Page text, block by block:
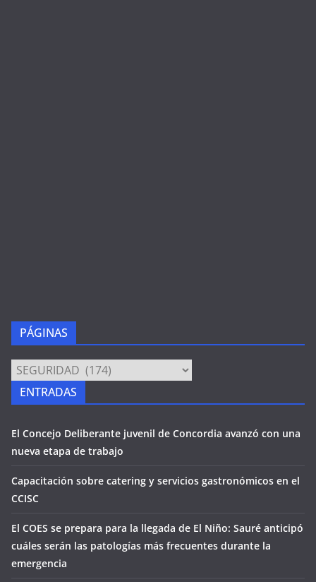
PÁGINAS
PÁGINAS
ENTRADAS
El Concejo Deliberante juvenil de Concordia avanzó con una
nueva etapa de trabajo
Capacitación sobre catering y servicios gastronómicos en el
CCISC
El COES se prepara para la llegada de El Niño: Sauré anticipó
cuáles serán las patologías más frecuentes durante la
emergencia